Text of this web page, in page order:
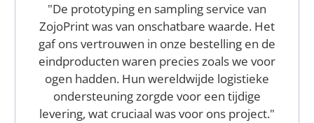
"De prototyping en sampling service van
ZojoPrint was van onschatbare waarde. Het
gaf ons vertrouwen in onze bestelling en de
eindproducten waren precies zoals we voor
ogen hadden. Hun wereldwijde logistieke
ondersteuning zorgde voor een tijdige
levering, wat cruciaal was voor ons project."